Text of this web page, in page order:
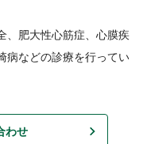
、肥大性心筋症、心膜疾
病などの診療を行ってい
わせ